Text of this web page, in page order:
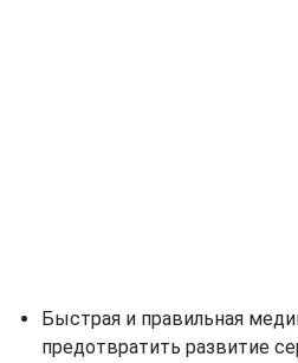
Быстрая и правильная
предотвратить развитие